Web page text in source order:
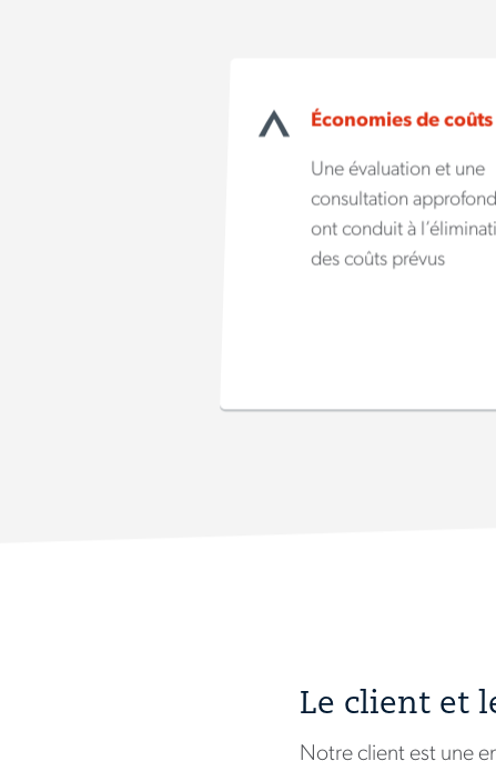
Économies de coûts
Une évaluation et une
consultation
ont conduit à
des coûts prévus
Le client et
Notre client est une